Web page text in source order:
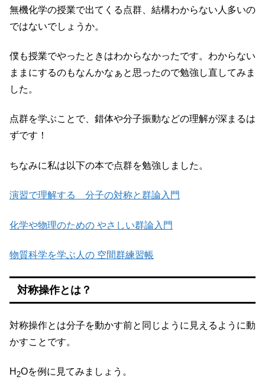
無機化学の授業で出てくる点群、結構わからない人多いの
ではないでしょうか。
僕も授業でやったときはわからなかったです。わからない
ままにするのもなんかなぁと思ったので勉強し直してみま
した。
点群を学ぶことで、錯体や分子振動などの理解が深まるは
ずです！
ちなみに私は以下の本で点群を勉強しました。
演習で理解する 分子の対称と群論入門
化学や物理のための やさしい群論入門
物質科学を学ぶ人の 空間群練習帳
対称操作とは？
対称操作とは分子を動かす前と同じように見えるように動
かすことです。
H 2Oを例に見てみましょう。